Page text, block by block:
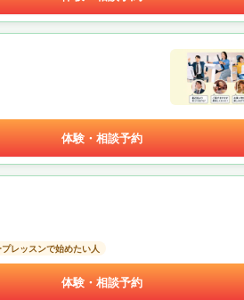
体験・相談予約
プレッスンで始めたい人
体験・相談予約